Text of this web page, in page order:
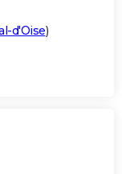
d'Oise)